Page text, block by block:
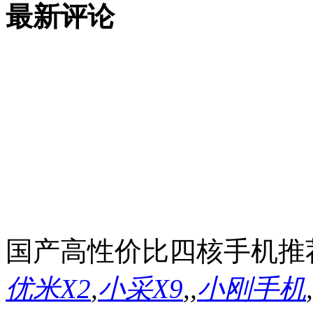
最新评论
国产高性价比四核手机推
优米X2,小采X9,,小刚手机,